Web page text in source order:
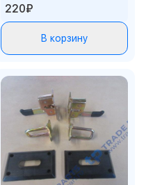
220₽
В корзину